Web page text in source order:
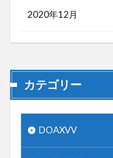
2020年12月
カテゴリー
DOAXVV